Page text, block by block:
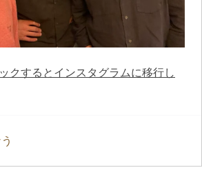
クするとインスタグラムに移行し